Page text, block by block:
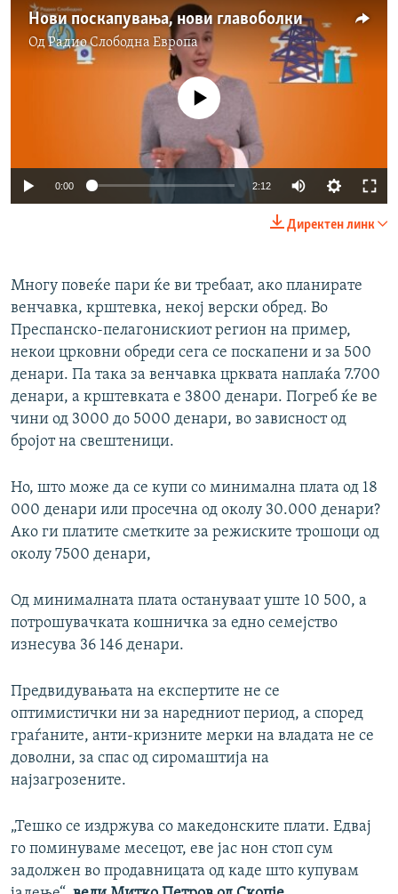
Нови поскапувања, нови главоболки
ОдРадио Слободна Eвропа
720p 1080p
No media source currently available
0:00 2:12
720p
1080p
Директен линк
Многу повеќе пари ќе ви требаат, ако планирате
венчавка, крштевка, некој верски обред. Во
Преспанско-пелагонискиот регион на пример,
некои црковни обреди сега се поскапени и за 500
денари. Па така за венчавка црквата наплаќа 7.700
денари, а крштевката е 3800 денари. Погреб ќе ве
чини од 3000 до 5000 денари, во зависност од
бројот на свештеници.
Но, што може да се купи со минимална плата од 18
000 денари или просечна од околу 30.000 денари?
Ако ги платите сметките за режиските трошоци од
околу 7500 денари,
Од минималната плата остануваат уште 10 500, а
потрошувачката кошничка за едно семејство
изнесува 36 146 денари.
Предвидувањата на експертите не се
оптимистички ни за наредниот период, а според
граѓаните, анти-кризните мерки на владата не се
доволни, за спас од сиромаштија на
најзагрозените.
„Тешко се издржува со македонските плати. Едвај
го поминуваме месецот, еве јас нон стоп сум
задолжен во продавницата од каде што купувам